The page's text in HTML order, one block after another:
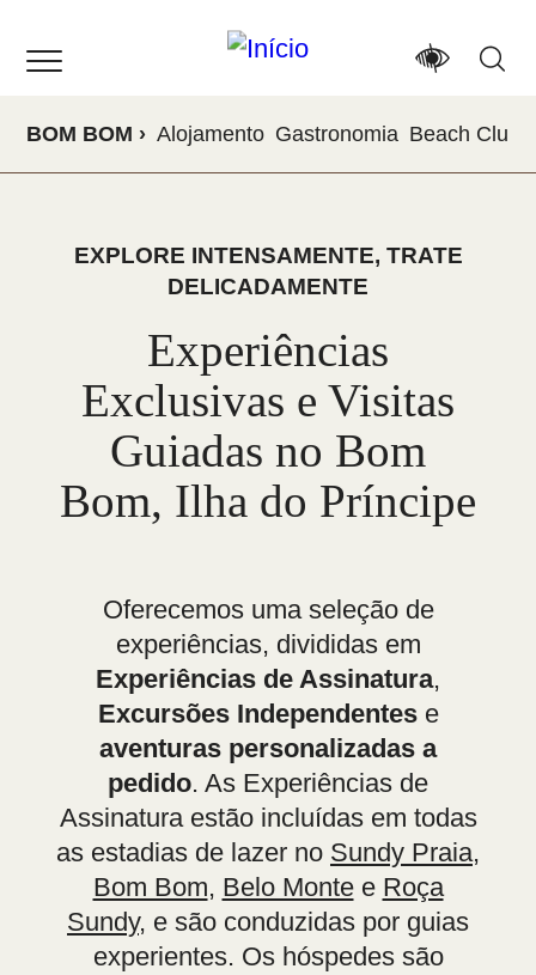
para
conteúdo
BOM BOM Alojamento Gastronomia Beach Club
EXPLORE INTENSAMENTE, TRATE
DELICADAMENTE
Experiências
Exclusivas e Visitas
Guiadas no Bom
Bom, Ilha do Príncipe
Oferecemos uma seleção de
experiências, divididas em
Experiências de Assinatura,
Excursões Independentese
aventuras personalizadas a
pedido. As Experiências de
Assinatura estão incluídas em todas
as estadias de lazer no Sundy Praia,
Bom Bom, Belo Montee Roça
Sundy, e são conduzidas por guias
experientes. Os hóspedes são